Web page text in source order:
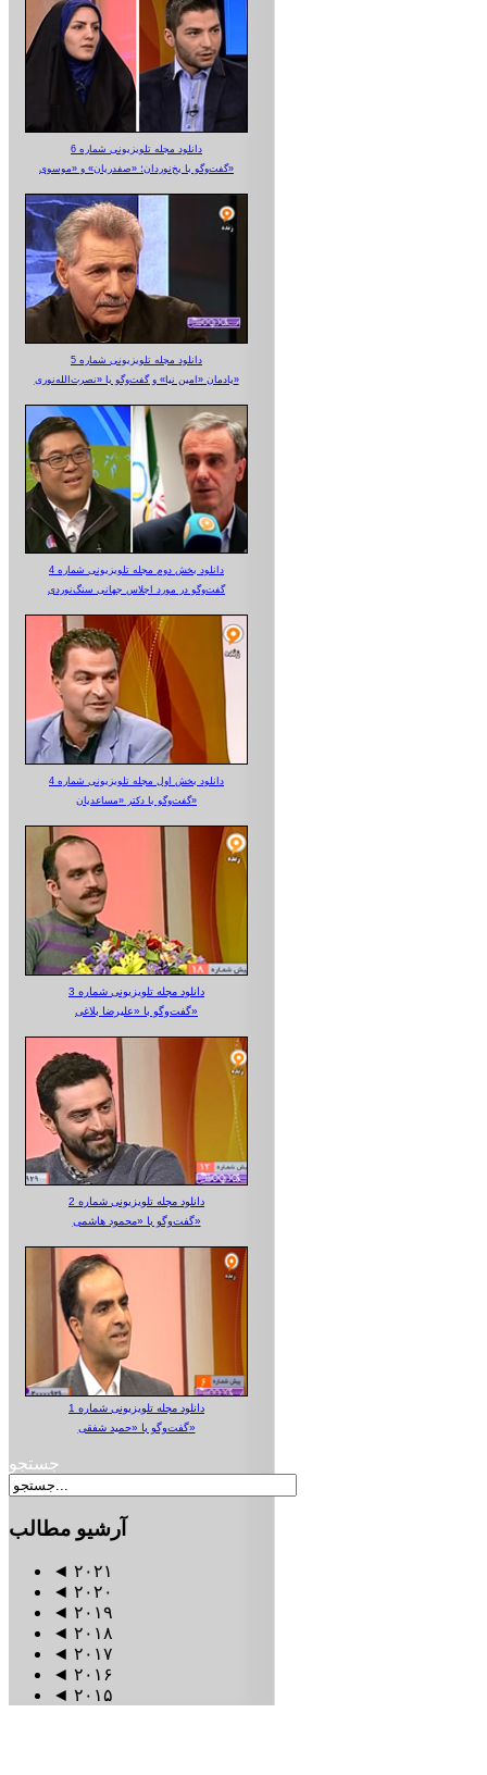
دانلود مجله تلویزیونی شماره 6
گفت‌وگو با یخ‌نوردان؛ «صفدریان» و «موسوی»
دانلود مجله تلویزیونی شماره 5
یادمان «امین نیا» و گفت‌وگو با «نصرت‌الله‌نوری»
دانلود بخش دوم مجله تلویزیونی شماره 4
گفت‌وگو در مورد اجلاس جهانی سنگ‌نوردی
دانلود بخش اول مجله تلویزیونی شماره 4
گفت‌وگو با دکتر «مساعدیان»
دانلود مجله تلویزیونی شماره 3
گفت‌وگو با «علیرضا بلاغی»
دانلود مجله تلویزیونی شماره 2
گفت‌وگو با «محمود هاشمی»
دانلود مجله تلویزیونی شماره 1
گفت‌وگو با «حمید شفقی»
جستجو
آرشیو مطالب
◄ ۲۰۲۱
◄ ۲۰۲۰
◄ ۲۰۱۹
◄ ۲۰۱۸
◄ ۲۰۱۷
◄ ۲۰۱۶
◄ ۲۰۱۵